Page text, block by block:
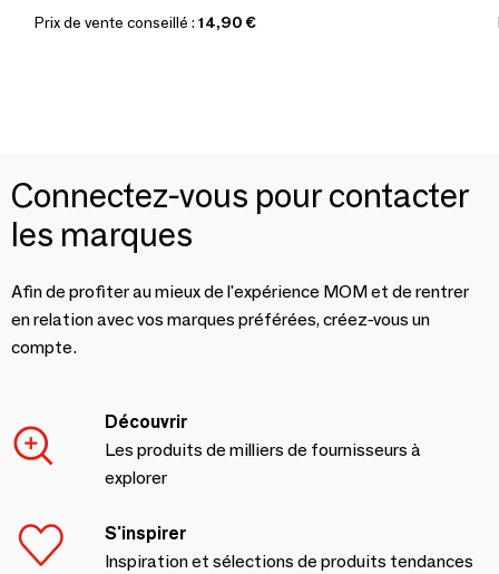
Prix de vente conseillé : 14,90 €
Connectez-vous pour contacter
les marques
Afin de profiter au mieux de l'expérience MOM et de rentrer
en relation avec vos marques préférées, créez-vous un
compte.
Découvrir
Les produits de milliers de fournisseurs à
explorer
S'inspirer
Inspiration et sélections de produits tendances